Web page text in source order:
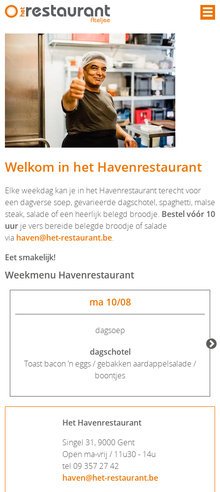
Overslaan en naar de inhoud gaan
Welkom in het Havenrestaurant
Elke weekdag kan je in het Havenrestaurant terecht voor
een dagverse soep, gevarieerde dagschotel, spaghetti, malse
steak, salade of een heerlijk belegd broodje. Bestel vóór 10
uur je vers bereide belegde broodje of salade
via haven@het-restaurant.be.
Eet smakelijk!
Weekmenu Havenrestaurant
ma 10/08
dagsoep
dagschotel
Toast bacon ’n eggs / gebakken aardappelsalade /
boontjes
Het Havenrestaurant
Singel 31, 9000 Gent
Open ma-vrij / 11u30 - 14u
tel 09 357 27 42
haven@het-restaurant.be